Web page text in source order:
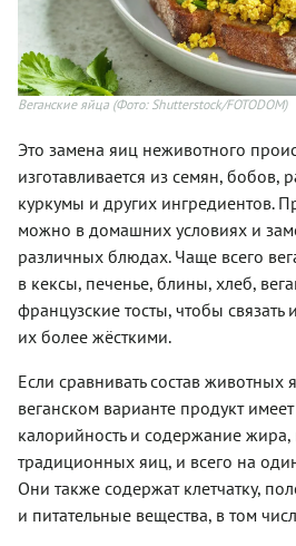
Веганские яйца (Фото: Shutterstock/FOTODOM)
Это замена яиц неживотного
изготавливается из семян, бобов,
куркумы и других ингредиентов.
можно в домашних условиях и
различных блюдах. Чаще всего
в кексы, печенье, блины, хлеб,
французские тосты, чтобы связать
их более жёсткими.
Если сравнивать состав животных
веганском варианте продукт
калорийность и содержание
традиционных яиц, и всего на
Они также содержат клетчатку,
и питательные вещества, в том